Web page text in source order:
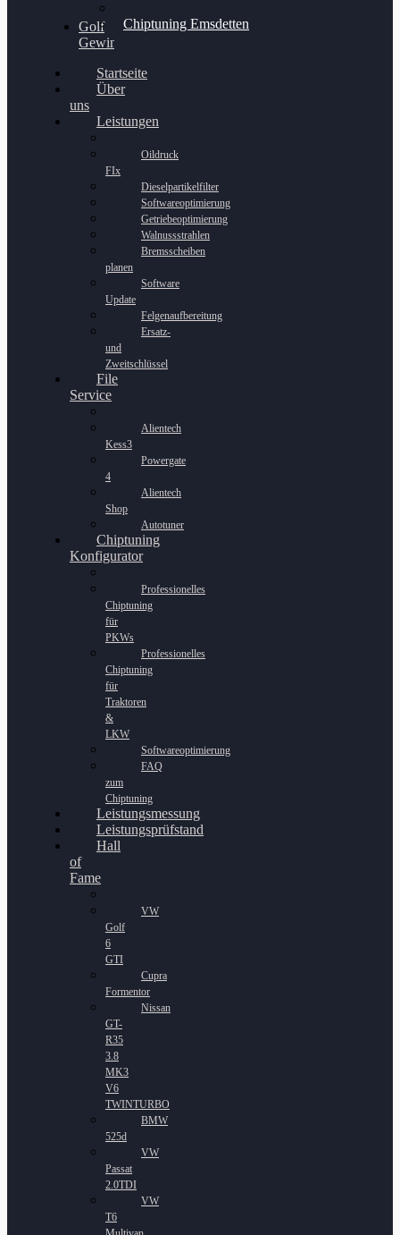
Chiptuning Emsdetten
Golf
Gewinnspiel
Startseite
Über
uns
Leistungen
Oildruck
FIx
Dieselpartikelfilter
Softwareoptimierung
Getriebeoptimierung
Walnussstrahlen
Bremsscheiben
planen
Software
Update
Felgenaufbereitung
Ersatz-
und
Zweitschlüssel
File
Service
Alientech
Kess3
Powergate
4
Alientech
Shop
Autotuner
Chiptuning
Konfigurator
Professionelles
Chiptuning
für
PKWs
Professionelles
Chiptuning
für
Traktoren
&
LKW
Softwareoptimierung
FAQ
zum
Chiptuning
Leistungsmessung
Leistungsprüfstand
Hall
of
Fame
VW
Golf
6
GTI
Cupra
Formentor
Nissan
GT-
R35
3.8
MK3
V6
TWINTURBO
BMW
525d
VW
Passat
2.0TDI
VW
T6